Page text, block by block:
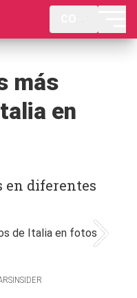
más
en
en diferentes